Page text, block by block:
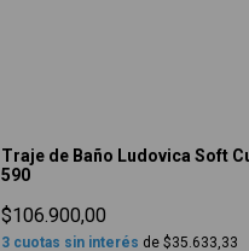
Traje de Baño Ludovica Soft
590
$106.900,00
3 cuotas sin interés de $35.633,33